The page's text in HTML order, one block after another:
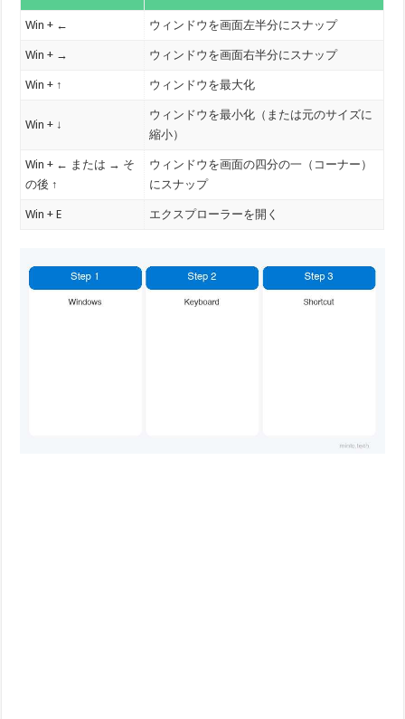
Win + ← ウィンドウを画面左半分にスナップ
Win + → ウィンドウを画面右半分にスナップ
Win + ↑ ウィンドウを最大化
Win + ↓
ウィンドウを最小化（または元のサイズに
縮小）
Win + ← または → そ
の後 ↑
ウィンドウを画面の四分の一（コーナー）
にスナップ
Win + E エクスプローラーを開く